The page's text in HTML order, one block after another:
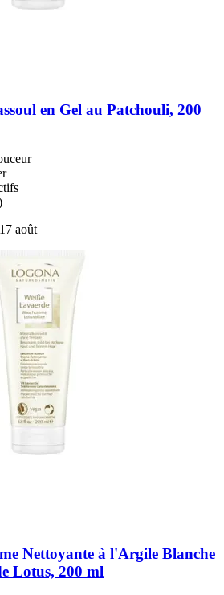
en Gel au Patchouli, 200
août
Nettoyante à l'Argile Blanche
Lotus, 200 ml